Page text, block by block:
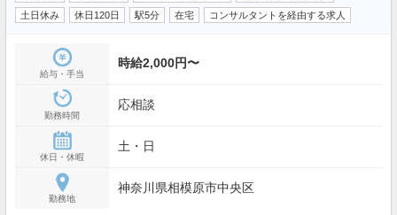
土日休み
休日120日 駅5分 在宅 コンサルタントを経由する求人
給与・手当
時給2,000円〜
勤務時間
応相談
休日・休暇
土・日
勤務地
神奈川県相模原市中央区